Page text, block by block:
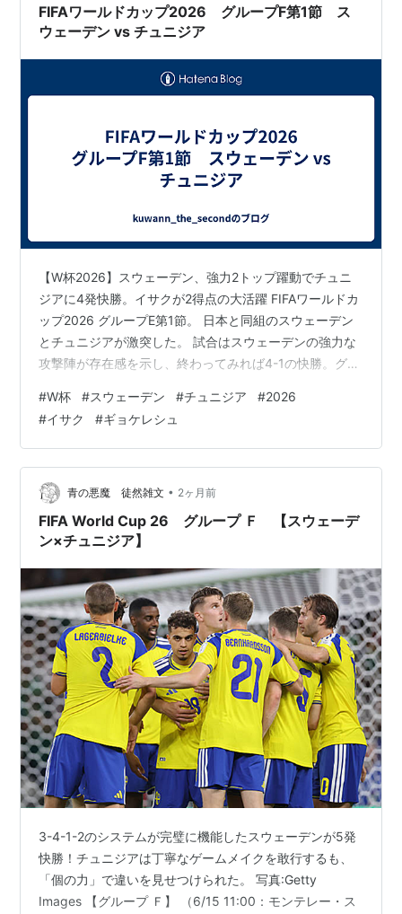
FIFAワールドカップ2026 グループF第1節 ス
ウェーデン vs チュニジア
【W杯2026】スウェーデン、強力2トップ躍動でチュニ
ジアに4発快勝。イサクが2得点の大活躍 FIFAワールドカ
ップ2026 グループE第1節。 日本と同組のスウェーデン
とチュニジアが激突した。 試合はスウェーデンの強力な
攻撃陣が存在感を示し、終わってみれば4-1の快勝。グル
シュの2トップが序盤から脅威 立ち上がりからスウェー
デンは積極的なプレスを仕掛けた。 アレクサンデル・イ
サクとケルシュの2トップが前線から圧力をかけ、チュニ
ジアのビルドアップを制限する。 解説陣も、 「説明する
必要のない強烈なツートップ」 と評価するほど、その破
壊力への期…
#W杯 #スウェーデン #チュニジア #2026
#イサク #ギョケレシュ
青の悪魔 徒然雑文 • 2ヶ月前
FIFA World Cup 26 グループ Ｆ 【スウェーデ
ン×チュニジア】
3-4-1-2のシステムが完璧に機能したスウェーデンが5発
快勝！チュニジアは丁寧なゲームメイクを敢行するも、
「個の力」で違いを見せつけられた。 写真:Getty
Images 【グループ Ｆ】 （6/15 11:00：モンテレー・ス